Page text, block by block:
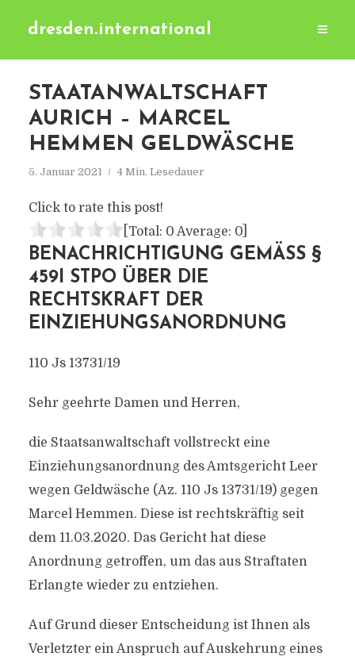
dresden.international
STAATANWALTSCHAFT
AURICH – MARCEL
HEMMEN GELDWÄSCHE
5. Januar 2021 4 Min. Lesedauer
Click to rate this post!
[Total: 0 Average: 0]
BENACHRICHTIGUNG GEMÄSS § 4
59I STPO ÜBER DIE R
ECHTSKRAFT DER E
INZIEHUNGSANORDNUNG
110 Js 13731/​19
Sehr geehrte Damen und Herren,
die Staatsanwaltschaft vollstreckt eine
Einziehungsanordnung des Amtsgericht Leer
wegen Geldwäsche (Az. 110 Js 13731/​19) gegen
Marcel Hemmen. Diese ist rechtskräftig seit
dem 11.03.2020. Das Gericht hat diese
Anordnung getroffen, um das aus Straftaten
Erlangte wieder zu entziehen.
Auf Grund dieser Entscheidung ist Ihnen als
Verletzter ein Anspruch auf Auskehrung eines